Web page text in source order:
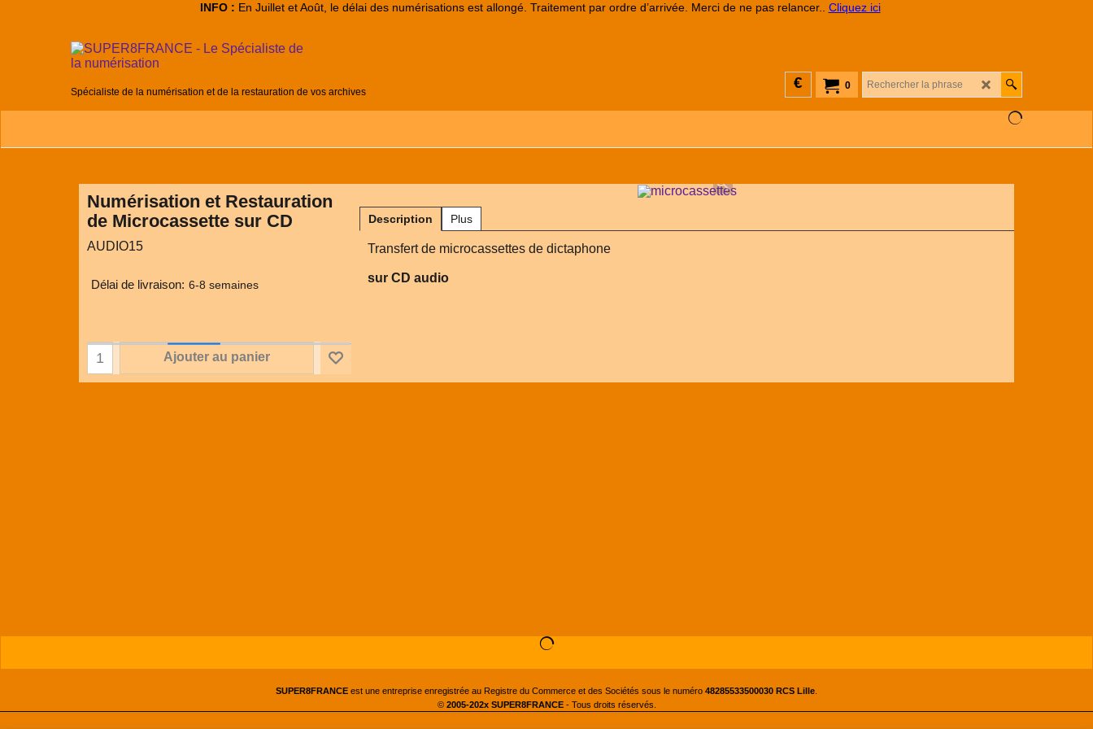
INFO : En Juillet et Août, le délai des numérisations est allongé. Traitement par ordre d’arrivée. Merci de ne pas relancer.. Cliquez ici
Spécialiste de la numérisation et de la restauration de vos archives
0
€
Numérisation et Restauration
de Microcassette sur CD
AUDIO15
Délai de livraison: 6-8 semaines
Ajouter au panier
Description Plus
Transfert de microcassettes de dictaphone
sur CD audio
SUPER8FRANCE est une entreprise enregistrée au Registre du Commerce et des Sociétés sous le numéro 48285533500030 RCS Lille
© 2005-202x SUPER8FRANCE- Tous droits réservés.